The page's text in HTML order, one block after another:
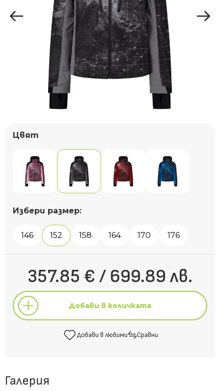
Цвят
Избери размер:
146 152 158 164 170 176
357.85 € / 699.89 лв.
Добави в количката
Добави в любими Сравни
Галерия